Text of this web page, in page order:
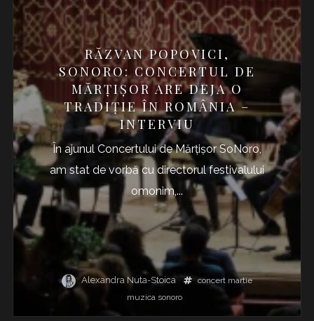
RĂZVAN POPOVICI,
SONORO: CONCERTUL DE
MĂRȚIȘOR ARE DEJA O
TRADIȚIE ÎN ROMÂNIA –
INTERVIU
În ajunul Concertului de Mărţişor SoNoro,
am stat de vorbă cu directorul festivalului
omonim,...
Alexandra Nuta-Stoica concert martie
muzica sonoro